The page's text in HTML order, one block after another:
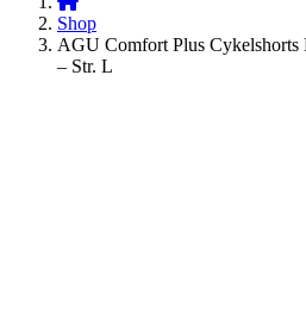
Shop
AGU Comfort Plus Cykelshorts
– Str. L